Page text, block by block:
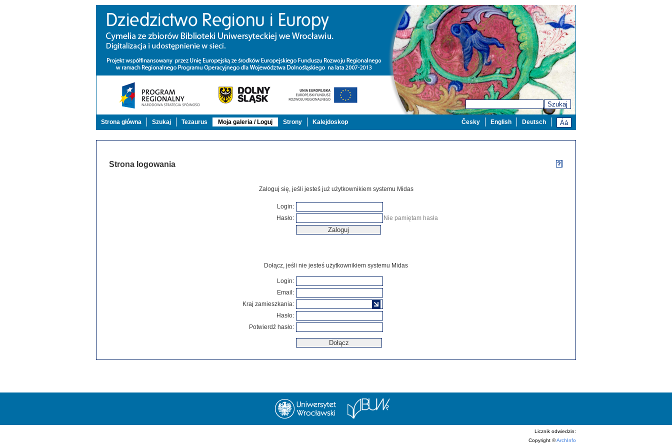
Szukaj
Strona główna Szukaj Tezaurus Moja galeria / Loguj Strony Kalejdoskop Deutsch
English
Česky
Strona logowania
Zaloguj się, jeśli jesteś już użytkownikiem systemu Midas
Login:
Hasło:
Nie pamiętam hasła
Dołącz, jeśli nie jesteś użytkownikiem systemu Midas
Login:
Email:
Kraj zamieszkania:
Hasło:
Potwierdź hasło:
Licznik odwiedzin:
Copyright ©ArchInfo